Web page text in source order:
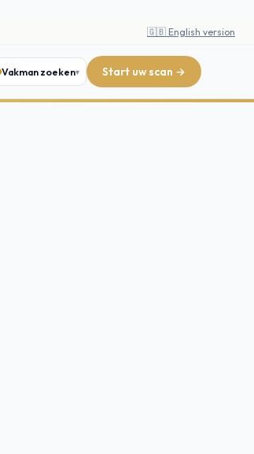
🇬🇧 English version
Vakman zoeken Start uw scan →